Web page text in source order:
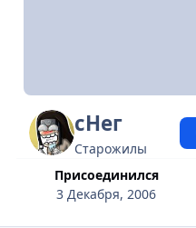
сНег
Старожилы
Присоединился
3 Декабря, 2006